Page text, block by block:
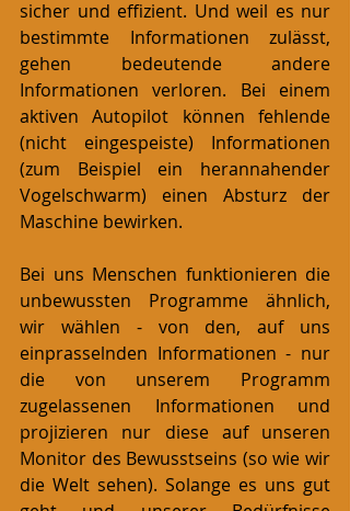
sicher und effizient. Und weil es nur
bestimmte Informationen zulässt,
gehen bedeutende andere
Informationen verloren. Bei einem
aktiven Autopilot können fehlende
(nicht eingespeiste) Informationen
(zum Beispiel ein herannahender
Vogelschwarm) einen Absturz der
Maschine bewirken.
Bei uns Menschen funktionieren die
unbewussten Programme ähnlich,
wir wählen - von den, auf uns
einprasselnden Informationen - nur
die von unserem Programm
zugelassenen Informationen und
projizieren nur diese auf unseren
Monitor des Bewusstseins (so wie wir
die Welt sehen). Solange es uns gut